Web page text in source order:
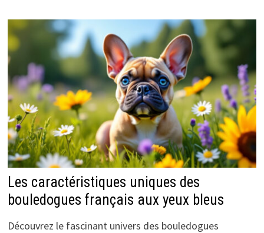
Les caractéristiques uniques des
bouledogues français aux yeux bleus
Découvrez le fascinant univers des bouledogues